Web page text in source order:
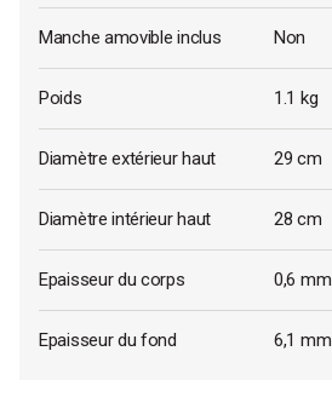
Manche amovible inclus Non
Poids 1.1 kg
Diamètre extérieur haut 29 cm
Diamètre intérieur haut 28 cm
Epaisseur du corps 0,6 mm
Epaisseur du fond 6,1 mm